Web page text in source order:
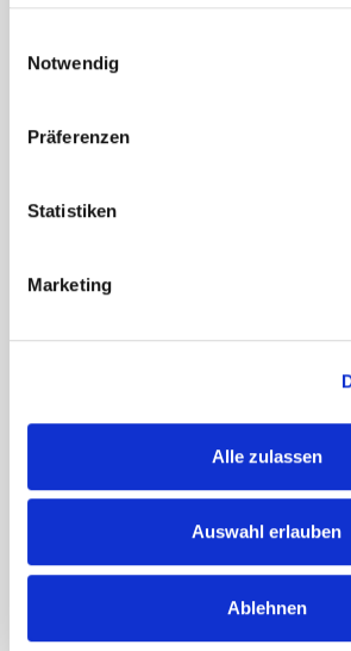
Notwendig
Präferenzen
Statistiken
Marketing
Alle zulassen
Auswahl erlauben
Ablehnen
Alpaka-Besuch im Haus
Ein besonderer Nachmittag im
Erinnerung: Der Besuch von drei